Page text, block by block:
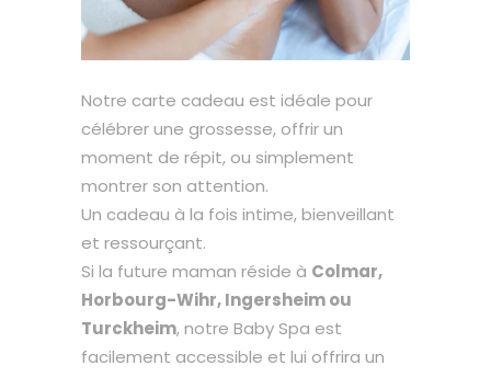
Notre carte cadeau est idéale pour
célébrer une grossesse, offrir un
moment de répit, ou simplement
montrer son attention.
Un cadeau à la fois intime, bienveillant
et ressourçant.
Si la future maman réside à Colmar,
Horbourg-Wihr, Ingersheim ou
Turckheim, notre Baby Spa est
facilement accessible et lui offrira un